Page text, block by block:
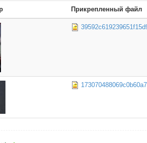
Прикрепленный файл